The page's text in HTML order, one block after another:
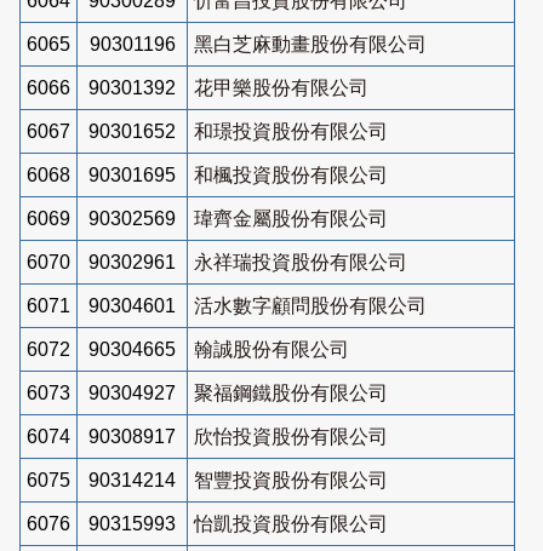
6065 90301196 黑白芝麻動畫股份有限公司
6066 90301392 花甲樂股份有限公司
6067 90301652 和璟投資股份有限公司
6068 90301695 和楓投資股份有限公司
6069 90302569 瑋齊金屬股份有限公司
6070 90302961 永祥瑞投資股份有限公司
6071 90304601 活水數字顧問股份有限公司
6072 90304665 翰誠股份有限公司
6073 90304927 聚福鋼鐵股份有限公司
6074 90308917 欣怡投資股份有限公司
6075 90314214 智豐投資股份有限公司
6076 90315993 怡凱投資股份有限公司